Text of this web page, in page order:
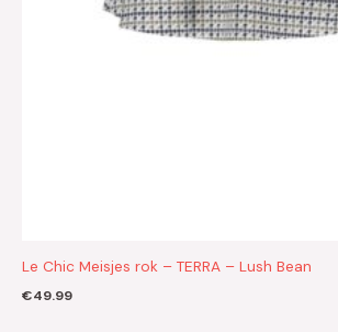
Le Chic Meisjes rok – TERRA – Lush Bean
€49.99